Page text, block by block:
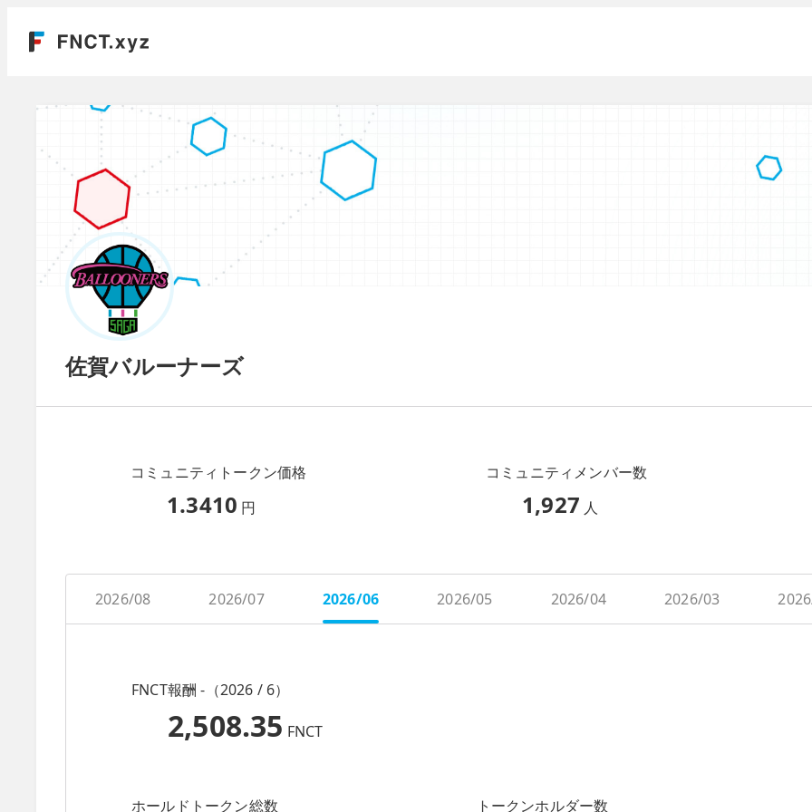
佐賀バルーナーズ
コミュニティトークン価格
1.3410 円
コミュニティメンバー数
1,927 人
2026/08 2026/07 2026/06 2026/05 2026/04 2026/03
FNCT報酬 -（2026 / 6）
2,508.35 FNCT
ホールドトークン総数 トークンホルダー数